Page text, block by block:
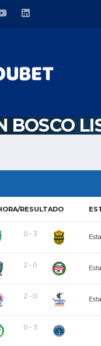
BOSCO
RESULTADO
0 - 3
2 - 0
2 - 0
0 - 3